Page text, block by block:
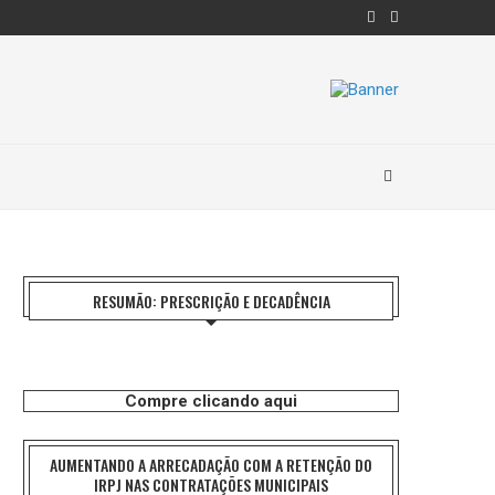
RESUMÃO: PRESCRIÇÃO E DECADÊNCIA
Compre clicando aqui
AUMENTANDO A ARRECADAÇÃO COM A RETENÇÃO DO
IRPJ NAS CONTRATAÇÕES MUNICIPAIS